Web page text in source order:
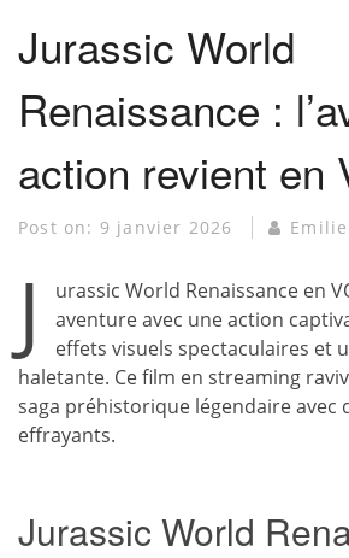
Jurassic World
Renaissance :
action revient en
Post on: 9 janvier 2026
J
urassic World Renaissance en
aventure avec une action
effets visuels spectaculaires et
haletante. Ce film en streaming
saga préhistorique légendaire avec
effrayants.
Jurassic World